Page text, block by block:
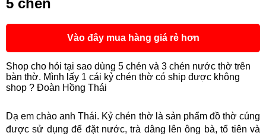
Vào đây mua hàng giá rẻ hơn
Shop cho hỏi tại sao dùng 5 chén và 3 chén nước thờ trên
bàn thờ. Mình lấy 1 cái kỷ chén thờ có ship được không
shop ? Đoàn Hồng Thái
Dạ em chào anh Thái. Kỷ chén thờ là sản phẩm đồ thờ cúng
được sử dụng để đặt nước, trà dâng lên ông bà, tổ tiên và